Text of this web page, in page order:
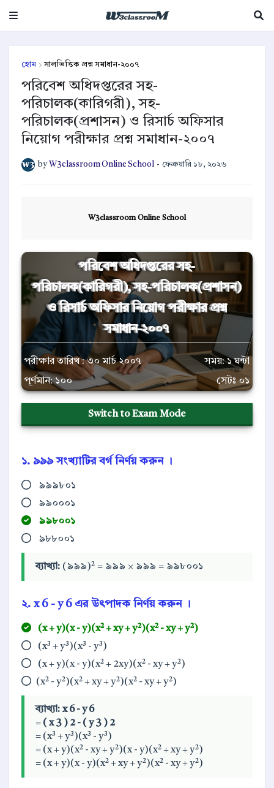
হোম সালভিত্তিক প্রশ্ন সমাধান-২০০৭
পরিবেশ অধিদপ্তরের সহ-
পরিচালক(কারিগরী), সহ-
পরিচালক(প্রশাসন) ও রিসার্চ অফিসার
নিয়োগ পরীক্ষার প্রশ্ন সমাধান-২০০৭
by W3classroom Online School - ফেব্রুয়ারি ১৮, ২০২৬
W3classroom Online School
পরিবেশ অধিদপ্তরের সহ-
পরিচালক(কারিগরী), সহ-পরিচালক(প্রশাসন)
ও রিসার্চ অফিসার নিয়োগ পরীক্ষার প্রশ্ন
সমাধান-২০০৭
পরীক্ষার তারিখ : ৩০ মার্চ ২০০৭
সময়: ১ ঘন্টা
পূর্ণমান: ১০০
সেটঃ ০১
Switch to Exam Mode
১. ৯৯৯ সংখ্যাটির বর্গ নির্ণয় করুন ।
৯৯৯৮০১
৯৯০০০১
৯৯৮০০১
৯৮৮০০১
ব্যাখ্যা: (৯৯৯)² = ৯৯৯ × ৯৯৯ = ৯৯৮০০১
২. x 6 - y6 এর উৎপাদক নির্ণয় করুন ।
(x + y)(x - y)(x² + xy + y²)(x² - xy + y²)
(x³ + y³)(x³ - y³)
(x + y)(x - y)(x² + 2xy)(x² - xy + y²)
(x² - y²)(x² + xy + y²)(x² - xy + y²)
ব্যাখ্যা: x6-y6
= ( x3 ) 2 - ( y3 ) 2
= (x³ + y³)(x³ - y³)
= (x + y)(x² - xy + y²)(x - y)(x² + xy + y²)
= (x + y)(x - y)(x² + xy + y²)(x² - xy + y²)